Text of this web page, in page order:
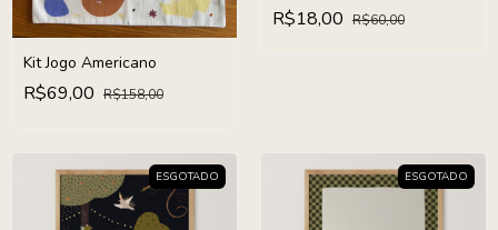
Kit Jogo Americano
R$69,00 R$158,00
R$18,00 R$60,00
ESGOTADO ESGOTADO